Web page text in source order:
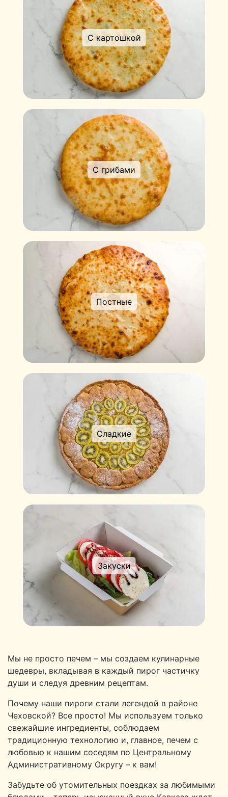
С картошкой
С грибами
Постные
Сладкие
Закуски
Мы не просто печем – мы создаем кулинарные
шедевры, вкладывая в каждый пирог частичку
души и следуя древним рецептам.
Почему наши пироги стали легендой в районе
Чеховской? Все просто! Мы используем только
свежайшие ингредиенты, соблюдаем
традиционную технологию и, главное, печем с
любовью к нашим соседям по Центральному
Административному Округу – к вам!
Забудьте об утомительных поездках за любимыми